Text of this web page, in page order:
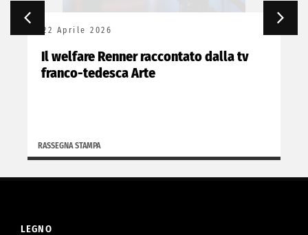
22 Aprile 2026
Il welfare Renner raccontato dalla tv
franco-tedesca Arte
RASSEGNA STAMPA
LEGNO